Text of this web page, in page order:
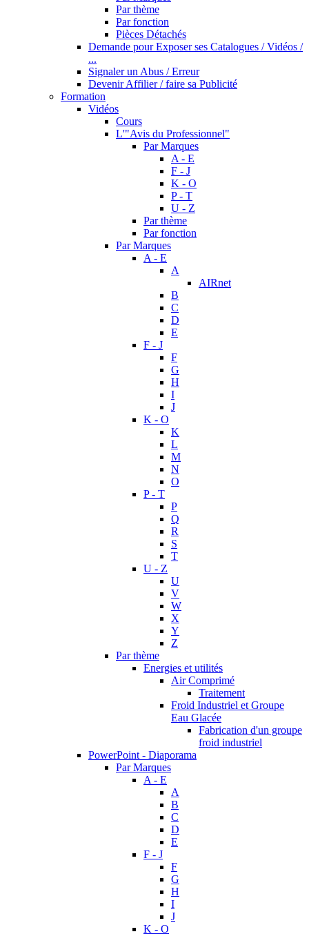
Par thème
Par fonction
Pièces Détachés
Demande pour Exposer ses Catalogues / Vidéos /
...
Signaler un Abus / Erreur
Devenir Affilier / faire sa Publicité
Formation
Vidéos
Cours
L'"Avis du Professionnel"
Par Marques
A - E
F - J
K - O
P - T
U - Z
Par thème
Par fonction
Par Marques
A - E
A
AIRnet
B
C
D
E
F - J
F
G
H
I
J
K - O
K
L
M
N
O
P - T
P
Q
R
S
T
U - Z
U
V
W
X
Y
Z
Par thème
Energies et utilités
Air Comprimé
Traitement
Froid Industriel et Groupe
Eau Glacée
Fabrication d'un groupe
froid industriel
PowerPoint - Diaporama
Par Marques
A - E
A
B
C
D
E
F - J
F
G
H
I
J
K - O